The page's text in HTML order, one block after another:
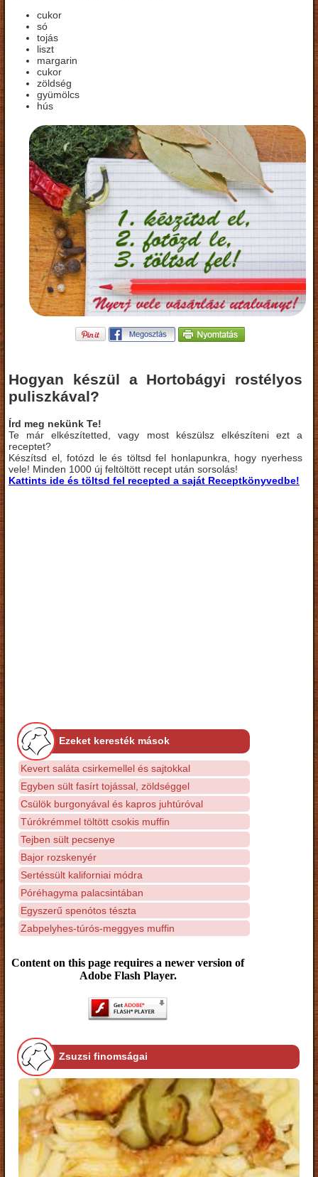
cukor
só
tojás
liszt
margarin
cukor
zöldség
gyümölcs
hús
Hogyan készül a Hortobágyi rostélyos
puliszkával?
Írd meg nekünk Te!
Te már elkészítetted, vagy most készülsz elkészíteni ezt a
receptet?
Készítsd el, fotózd le és töltsd fel honlapunkra, hogy nyerhess
vele! Minden 1000 új feltöltött recept után sorsolás!
Kattints ide és töltsd fel recepted a saját Receptkönyvedbe!
Ezeket keresték mások
Kevert saláta csirkemellel és sajtokkal
Egyben sült fasírt tojással, zöldséggel
Csülök burgonyával és kapros juhtúróval
Túrókrémmel töltött csokis muffin
Tejben sült pecsenye
Bajor rozskenyér
Sertéssült kaliforniai módra
Póréhagyma palacsintában
Egyszerű spenótos tészta
Zabpelyhes-túrós-meggyes muffin
Content on this page requires a newer version of
Adobe Flash Player.
Zsuzsi finomságai